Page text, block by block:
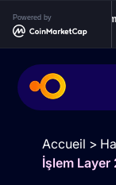
Powered byEthereum
ETH
Accueil >
İşlem Layer